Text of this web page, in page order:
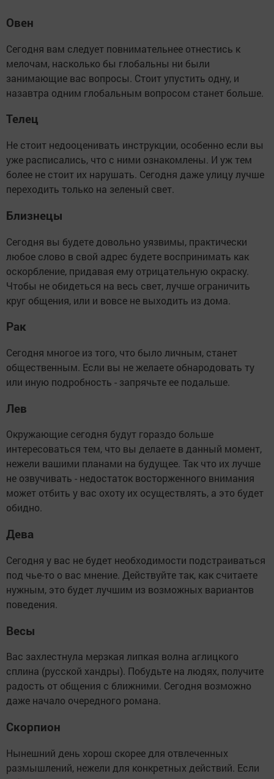
Овен
Сегодня вам следует повнимательнее отнестись к
мелочам, насколько бы глобальны ни были
занимающие вас вопросы. Стоит упустить одну, и
назавтра одним глобальным вопросом станет больше.
Телец
Не стоит недооценивать инструкции, особенно если вы
уже расписались, что с ними ознакомлены. И уж тем
более не стоит их нарушать. Сегодня даже улицу лучше
переходить только на зеленый свет.
Близнецы
Сегодня вы будете довольно уязвимы, практически
любое слово в свой адрес будете воспринимать как
оскорбление, придавая ему отрицательную окраску.
Чтобы не обидеться на весь свет, лучше ограничить
круг общения, или и вовсе не выходить из дома.
Рак
Сегодня многое из того, что было личным, станет
общественным. Если вы не желаете обнародовать ту
или иную подробность - запрячьте ее подальше.
Лев
Окружающие сегодня будут гораздо больше
интересоваться тем, что вы делаете в данный момент,
нежели вашими планами на будущее. Так что их лучше
не озвучивать - недостаток восторженного внимания
может отбить у вас охоту их осуществлять, а это будет
обидно.
Дева
Сегодня у вас не будет необходимости подстраиваться
под чье-то о вас мнение. Действуйте так, как считаете
нужным, это будет лучшим из возможных вариантов
поведения.
Весы
Вас захлестнула мерзкая липкая волна аглицкого
сплина (русской хандры). Побудьте на людях, получите
радость от общения с ближними. Сегодня возможно
даже начало очередного романа.
Скорпион
Нынешний день хорош скорее для отвлеченных
размышлений, нежели для конкретных действий. Если